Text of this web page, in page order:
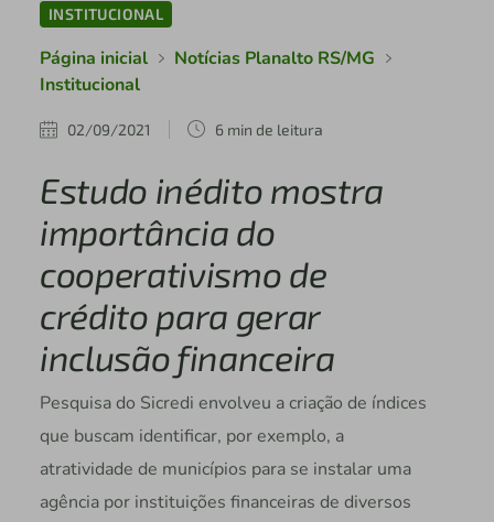
INSTITUCIONAL
Página inicial
Notícias Planalto RS/MG
Institucional
02/09/2021 6 min de leitura
Estudo inédito mostra
importância do
cooperativismo de
crédito para gerar
inclusão financeira
Pesquisa do Sicredi envolveu a criação de índices
que buscam identificar, por exemplo, a
atratividade de municípios para se instalar uma
agência por instituições financeiras de diversos